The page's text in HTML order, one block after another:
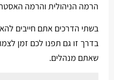
הרמה הניהולית והרמה
בשתי הדרכים אתם חייבים
בדרך זו גם תפנו לכם זמן
שאתם מנהלים.